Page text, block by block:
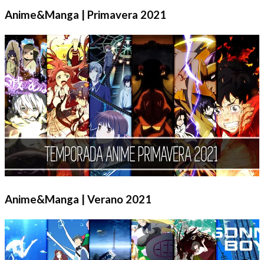
Anime&Manga | Primavera 2021
Anime&Manga | Verano 2021